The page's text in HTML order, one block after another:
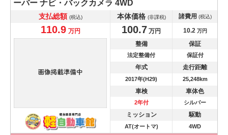
ーパー ナビ・バックカメラ 4WD
支払総額 (税込) 本体価格 (非課税) 諸費用 (税込)
110.9 万円 100.7 万円 10.2 万円
整備 保証
法定整備付 保証付
年式 走行距離
2017年(H29) 25,248km
車検 車体色
2年付 シルバー
ミッション 駆動
AT(オートマ) 4WD